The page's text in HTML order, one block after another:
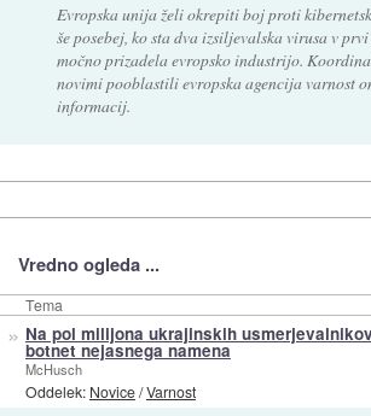
Evropska unija želi okrepiti boj proti
še posebej, ko sta dva izsiljevalska virusa v
močno prizadela evropsko industrijo.
novimi pooblastili evropska agencija varnost
informacij.
Vredno ogleda ...
Tema
» Na pol milijona ukrajinskih
botnet nejasnega namena
McHusch
Oddelek: Novice/Varnost